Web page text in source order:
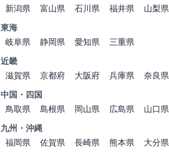
新潟県
富山県 石川県 福井県 山梨県
東海
岐阜県
静岡県 愛知県
三重県
近畿
滋賀県
京都府 大阪府 兵庫県 奈良県
中国・四国
鳥取県
島根県 岡山県 広島県 山口県
九州・沖縄
福岡県
佐賀県 長崎県 熊本県 大分県